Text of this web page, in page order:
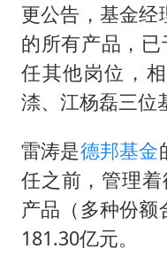
更公告，基金经
的所有产品，
任其他岗位，
渿、江杨磊三位
雷涛是德邦基金
任之前，管理
产品（多种份
181.30亿元。